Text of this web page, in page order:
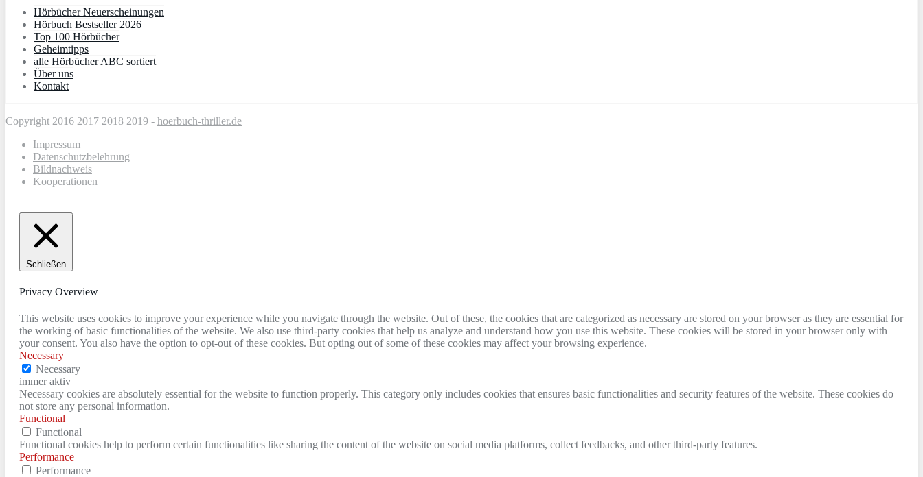
Hörbücher Neuerscheinungen
Hörbuch Bestseller 2026
Top 100 Hörbücher
Geheimtipps
alle Hörbücher ABC sortiert
Über uns
Kontakt
Copyright 2016 2017 2018 2019 - hoerbuch-thriller.de
Impressum
Datenschutzbelehrung
Bildnachweis
Kooperationen
Schließen
Privacy Overview
This website uses cookies to improve your experience while you navigate through the website. Out of these, the cookies that are categorized as necessary are stored on your browser as they are essential for
the working of basic functionalities of the website. We also use third-party cookies that help us analyze and understand how you use this website. These cookies will be stored in your browser only with
your consent. You also have the option to opt-out of these cookies. But opting out of some of these cookies may affect your browsing experience.
Necessary
Necessary
immer aktiv
Necessary cookies are absolutely essential for the website to function properly. This category only includes cookies that ensures basic functionalities and security features of the website. These cookies do
not store any personal information.
Functional
Functional
Functional cookies help to perform certain functionalities like sharing the content of the website on social media platforms, collect feedbacks, and other third-party features.
Performance
Performance